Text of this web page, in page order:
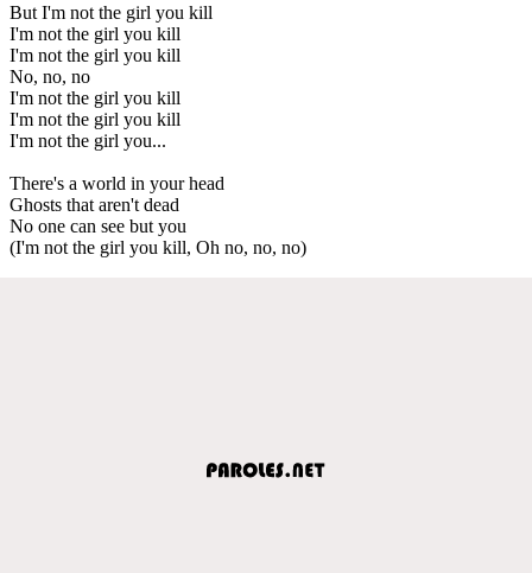
But I'm not the girl you kill
I'm not the girl you kill
I'm not the girl you kill
No, no, no
I'm not the girl you kill
I'm not the girl you kill
I'm not the girl you...
There's a world in your head
Ghosts that aren't dead
No one can see but you
(I'm not the girl you kill, Oh no, no, no)